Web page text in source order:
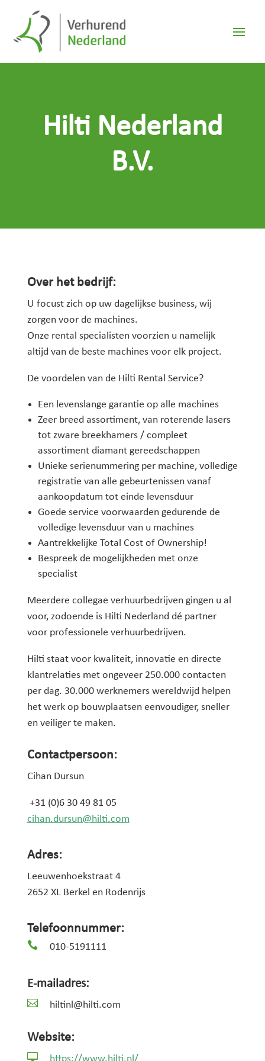
Hilti Nederland
B.V.
Over het bedrijf:
U focust zich op uw dagelijkse business, wij
zorgen voor de machines.
Onze rental specialisten voorzien u namelijk
altijd van de beste machines voor elk project.
De voordelen van de Hilti Rental Service?
Een levenslange garantie op alle machines
Zeer breed assortiment, van roterende lasers
tot zware breekhamers / compleet
assortiment diamant gereedschappen
Unieke serienummering per machine, volledige
registratie van alle gebeurtenissen vanaf
aankoopdatum tot einde levensduur
Goede service voorwaarden gedurende de
volledige levensduur van u machines
Aantrekkelijke Total Cost of Ownership!
Bespreek de mogelijkheden met onze
specialist
Meerdere collegae verhuurbedrijven gingen u al
voor, zodoende is Hilti Nederland dé partner
voor professionele verhuurbedrijven.
Hilti staat voor kwaliteit, innovatie en directe
klantrelaties met ongeveer 250.000 contacten
per dag. 30.000 werknemers wereldwijd helpen
het werk op bouwplaatsen eenvoudiger, sneller
en veiliger te maken.
Contactpersoon:
Cihan Dursun
+31 (0)6 30 49 81 05
cihan.dursun@hilti.com
Adres:
Leeuwenhoekstraat 4
2652 XL Berkel en Rodenrijs
Telefoonnummer:
 010-5191111
E-mailadres:
 hiltinl@hilti.com
Website:
